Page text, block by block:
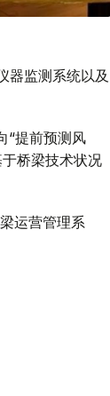
器监测系统以及
“提前预测风
桥梁技术状况
运营管理系